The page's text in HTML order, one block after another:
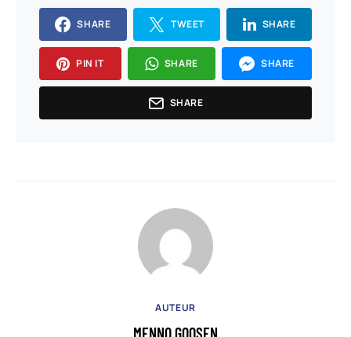
SHARE TWEET SHARE
PIN IT SHARE SHARE
SHARE
AUTEUR
MENNO GOOSEN